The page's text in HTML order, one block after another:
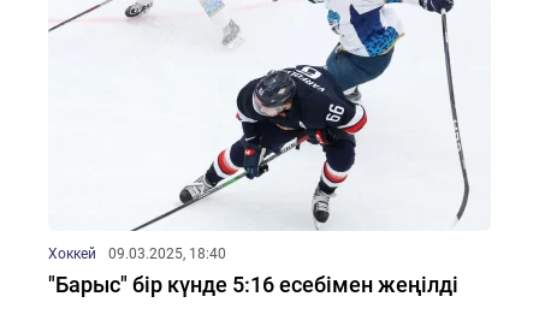
Хоккей 09.03.2025, 18:40
"Барыс" бір күнде 5:16 есебімен жеңілді